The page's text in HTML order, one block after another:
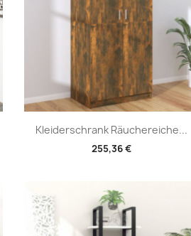
Kleiderschrank Räuchereiche...
255,36 €
Vorschau